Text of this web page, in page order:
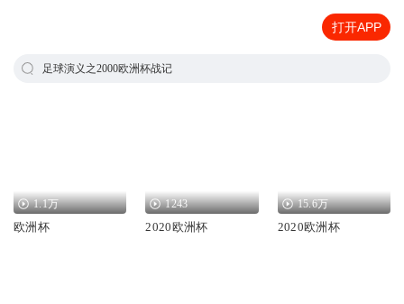
打开APP
足球演义之2000欧洲杯战记
1.1万
欧洲杯
1243
2020欧洲杯
15.6万
2020欧洲杯